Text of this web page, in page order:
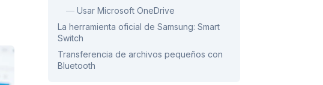
— Usar Microsoft OneDrive
La herramienta oficial de Samsung: Smart
Switch
Transferencia de archivos pequeños con
Bluetooth